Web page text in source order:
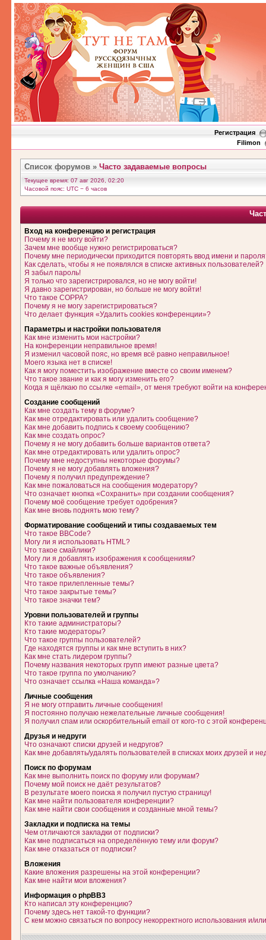
Регистрация
Filimon
Список форумов » Часто задаваемые вопросы
Текущее время: 07 авг 2026, 02:20
Часовой пояс: UTC − 6 часов
Вход на конференцию и регистрация
Почему я не могу войти?
Зачем мне вообще нужно регистрироваться?
Почему мне периодически приходится повторять ввод имени и
Как сделать, чтобы я не появлялся в списке активных пользователей?
Я забыл пароль!
Я только что зарегистрировался, но не могу войти!
Я давно зарегистрирован, но больше не могу войти!
Что такое COPPA?
Почему я не могу зарегистрироваться?
Что делает функция «Удалить cookies конференции»?
Параметры и настройки пользователя
Как мне изменить мои настройки?
На конференции неправильное время!
Я изменил часовой пояс, но время всё равно неправильное!
Моего языка нет в списке!
Как я могу поместить изображение вместе со своим именем?
Что такое звание и как я могу изменить его?
Когда я щёлкаю по ссылке «email», от меня требуют войти на
Создание сообщений
Как мне создать тему в форуме?
Как мне отредактировать или удалить сообщение?
Как мне добавить подпись к своему сообщению?
Как мне создать опрос?
Почему я не могу добавить больше вариантов ответа?
Как мне отредактировать или удалить опрос?
Почему мне недоступны некоторые форумы?
Почему я не могу добавлять вложения?
Почему я получил предупреждение?
Как мне пожаловаться на сообщения модератору?
Что означает кнопка «Сохранить» при создании сообщения?
Почему моё сообщение требует одобрения?
Как мне вновь поднять мою тему?
Форматирование сообщений и типы создаваемых тем
Что такое BBCode?
Могу ли я использовать HTML?
Что такое смайлики?
Могу ли я добавлять изображения к сообщениям?
Что такое важные объявления?
Что такое объявления?
Что такое прилепленные темы?
Что такое закрытые темы?
Что такое значки тем?
Уровни пользователей и группы
Кто такие администраторы?
Кто такие модераторы?
Что такое группы пользователей?
Где находятся группы и как мне вступить в них?
Как мне стать лидером группы?
Почему названия некоторых групп имеют разные цвета?
Что такое группа по умолчанию?
Что означает ссылка «Наша команда»?
Личные сообщения
Я не могу отправить личные сообщения!
Я постоянно получаю нежелательные личные сообщения!
Я получил спам или оскорбительный email от кого-то с этой
Друзья и недруги
Что означают списки друзей и недругов?
Как мне добавлять/удалять пользователей в списках моих друзей и
Поиск по форумам
Как мне выполнить поиск по форуму или форумам?
Почему мой поиск не даёт результатов?
В результате моего поиска я получил пустую страницу!
Как мне найти пользователя конференции?
Как мне найти свои сообщения и созданные мной темы?
Закладки и подписка на темы
Чем отличаются закладки от подписки?
Как мне подписаться на определённую тему или форум?
Как мне отказаться от подписки?
Вложения
Какие вложения разрешены на этой конференции?
Как мне найти мои вложения?
Информация о phpBB3
Кто написал эту конференцию?
Почему здесь нет такой-то функции?
С кем можно связаться по вопросу некорректного использования и/